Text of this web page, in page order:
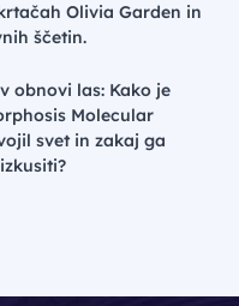
Olivia Garden in
ščetin.
obnovi las: Kako je
Molecular
svet in zakaj ga